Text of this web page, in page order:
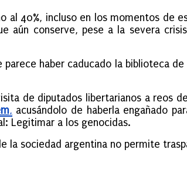
al 40%, incluso en los momentos de
conserve, pese a la severa
haber caducado la biblioteca
de diputados libertarianos a reos
, acusándolo de haberla engañado
Legitimar a los genocidas.
la sociedad argentina no permite